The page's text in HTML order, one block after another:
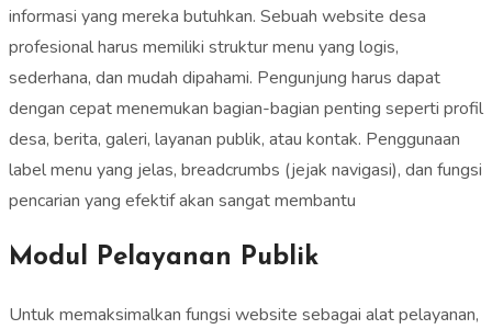
informasi yang mereka butuhkan. Sebuah website desa
profesional harus memiliki struktur menu yang logis,
sederhana, dan mudah dipahami. Pengunjung harus dapat
dengan cepat menemukan bagian-bagian penting seperti profil
desa, berita, galeri, layanan publik, atau kontak. Penggunaan
label menu yang jelas, breadcrumbs (jejak navigasi), dan fungsi
pencarian yang efektif akan sangat membantu
Modul Pelayanan Publik
Untuk memaksimalkan fungsi website sebagai alat pelayanan,